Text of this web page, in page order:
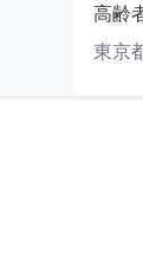
高齢
東京